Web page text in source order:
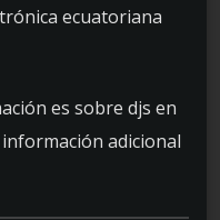
ecuatoriana
es sobre djs en
adicional